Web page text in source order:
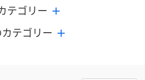
テゴリー
テゴリー